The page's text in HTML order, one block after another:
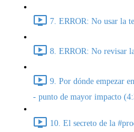
7. ERROR: No usar la
8. ERROR: No revisar
9. Por dónde empezar
- punto de mayor impacto
10. El secreto de la